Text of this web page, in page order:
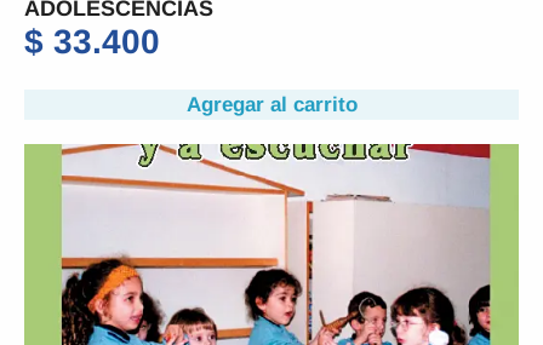
ADOLESCENCIAS
$ 33.400
Agregar al carrito